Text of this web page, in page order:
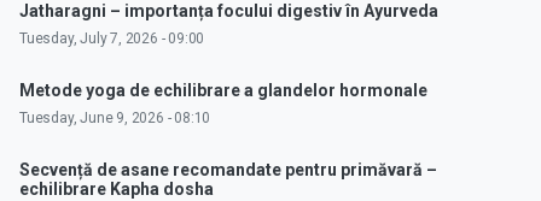
Jatharagni – importanța focului digestiv în Ayurveda
Tuesday, July 7, 2026 - 09:00
Metode yoga de echilibrare a glandelor hormonale
Tuesday, June 9, 2026 - 08:10
Secvență de asane recomandate pentru primăvară –
echilibrare Kapha dosha